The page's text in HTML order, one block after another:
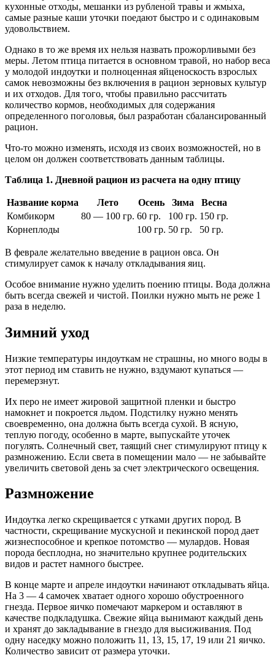
кухонные отходы, мешанки из рубленой травы и жмыха,
самые разные каши уточки поедают быстро и с одинаковым
удовольствием.
Однако в то же время их нельзя назвать прожорливыми без
меры. Летом птица питается в основном травой, но набор веса
у молодой индоутки и полноценная яйценоскость взрослых
самок невозможны без включения в рацион зерновых культур
и их отходов. Для того, чтобы правильно рассчитать
количество кормов, необходимых для содержания
определенного поголовья, был разработан сбалансированный
рацион.
Что-то можно изменять, исходя из своих возможностей, но в
целом он должен соответствовать данным таблицы.
Таблица 1. Дневной рацион из расчета на одну птицу
Название корма Лето Осень Зима
Весна
Комбикорм
80 — 100 гр. 60 гр. 100 гр. 150 гр.
Корнеплоды
100 гр. 50 гр. 50 гр.
В феврале желательно введение в рацион овса. Он
стимулирует самок к началу откладывания яиц.
Особое внимание нужно уделить поению птицы. Вода должна
быть всегда свежей и чистой. Поилки нужно мыть не реже 1
раза в неделю.
Зимний уход
Низкие температуры индоуткам не страшны, но много воды в
этот период им ставить не нужно, вздумают купаться —
перемерзнут.
Их перо не имеет жировой защитной пленки и быстро
намокнет и покроется льдом. Подстилку нужно менять
своевременно, она должна быть всегда сухой. В ясную,
теплую погоду, особенно в марте, выпускайте уточек
погулять. Солнечный свет, таящий снег стимулируют птицу к
размножению. Если света в помещении мало — не забывайте
увеличить световой день за счет электрического освещения.
Размножение
Индоутка легко скрещивается с утками других пород. В
частности, скрещивание мускусной и пекинской пород дает
жизнеспособное и крепкое потомство — мулардов. Новая
порода бесплодна, но значительно крупнее родительских
видов и растет намного быстрее.
В конце марте и апреле индоутки начинают откладывать яйца.
На 3 — 4 самочек хватает одного хорошо обустроенного
гнезда. Первое яичко помечают маркером и оставляют в
качестве подкладушка. Свежие яйца вынимают каждый день
и хранят до закладывание в гнездо для высиживания. Под
одну наседку можно положить 11, 13, 15, 17, 19 или 21 яичко.
Количество зависит от размера уточки.